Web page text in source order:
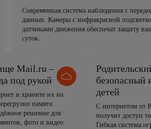
Современная система наблюдения с
данных. Камеры с инфракрасной
датчиками движения обеспечат защиту
суток.
Mail.ru –
под рукой
и храните их на
памяти
решение для
фото и видео.
безопасный
детей
С интернетом от
получит доступ
Гибкая система